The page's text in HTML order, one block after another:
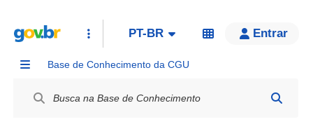
PT-BR Entrar
Base de Conhecimento da CGU